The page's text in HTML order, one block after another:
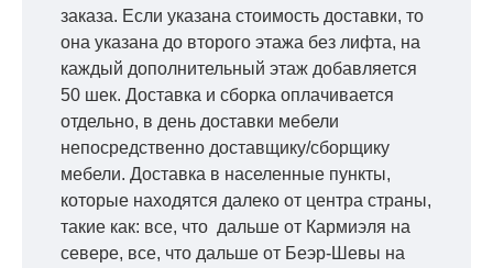
заказа. Если указана стоимость доставки, то
она указана до второго этажа без лифта, на
каждый дополнительный этаж добавляется
50 шек. Доставка и сборка оплачивается
отдельно, в день доставки мебели
непосредственно доставщику/сборщику
мебели. Доставка в населенные пункты,
которые находятся далеко от центра страны,
такие как: все, что дальше от Кармиэля на
севере, все, что дальше от Беэр-Шевы на